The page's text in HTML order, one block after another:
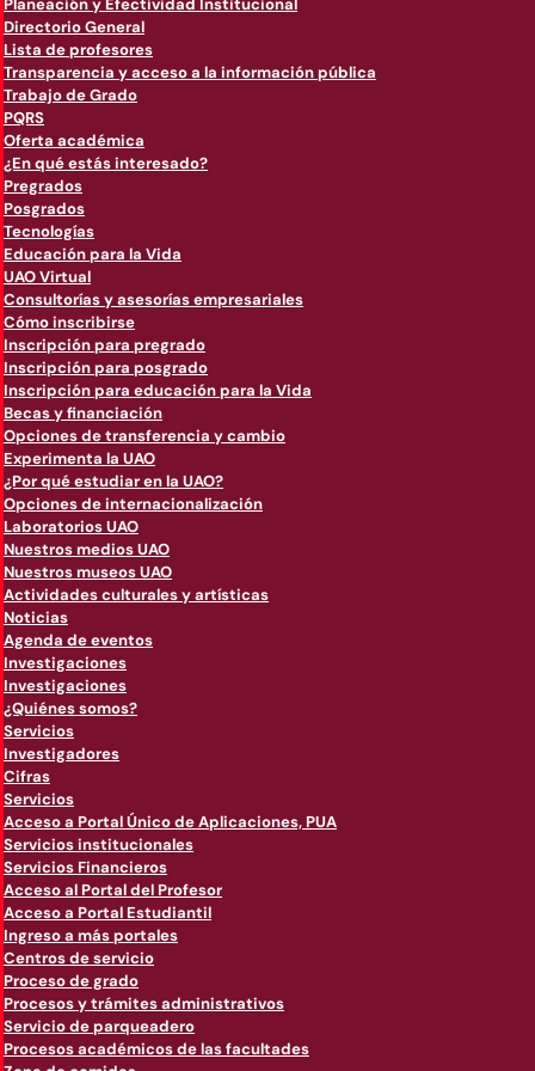
Planeación y Efectividad Institucional
Directorio General
Lista de profesores
Transparencia y acceso a la información pública
Trabajo de Grado
PQRS
Oferta académica
¿En qué estás interesado?
Pregrados
Posgrados
Tecnologías
Educación para la Vida
UAO Virtual
Consultorías y asesorías empresariales
Cómo inscribirse
Inscripción para pregrado
Inscripción para posgrado
Inscripción para educación para la Vida
Becas y financiación
Opciones de transferencia y cambio
Experimenta la UAO
¿Por qué estudiar en la UAO?
Opciones de internacionalización
Laboratorios UAO
Nuestros medios UAO
Nuestros museos UAO
Actividades culturales y artísticas
Noticias
Agenda de eventos
Investigaciones
Investigaciones
¿Quiénes somos?
Servicios
Investigadores
Cifras
Servicios
Acceso a Portal Único de Aplicaciones, PUA
Servicios institucionales
Servicios Financieros
Acceso al Portal del Profesor
Acceso a Portal Estudiantil
Ingreso a más portales
Centros de servicio
Proceso de grado
Procesos y trámites administrativos
Servicio de parqueadero
Procesos académicos de las facultades